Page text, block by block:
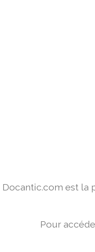
Docantic.com est la
Pour